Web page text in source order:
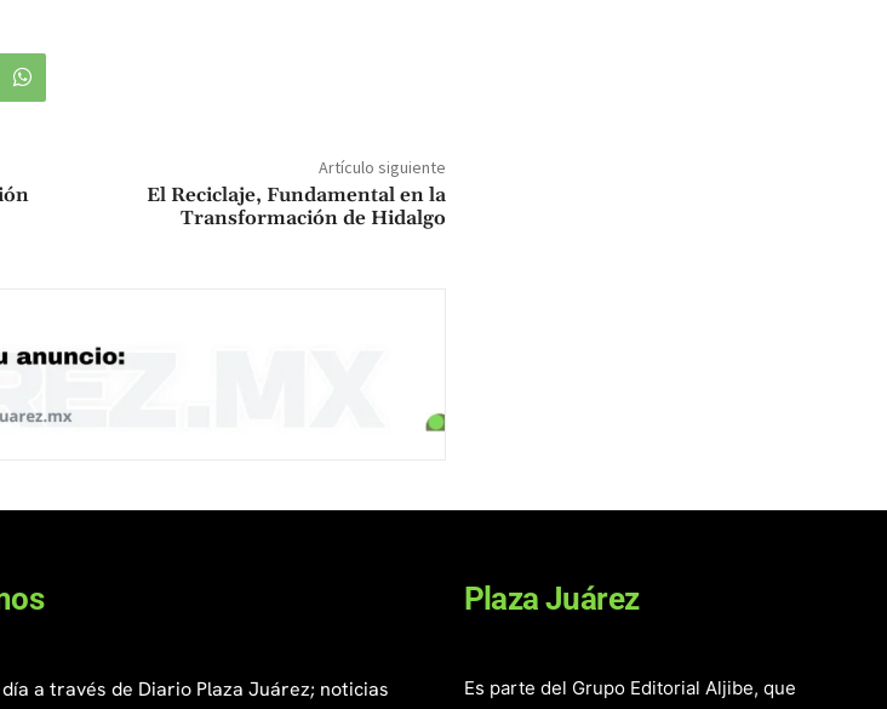
Artículo siguiente
El Reciclaje, Fundamental en la
Transformación de Hidalgo
a través de Diario Plaza Juárez; noticias
Plaza Juárez
Es parte del Grupo Editorial Aljibe, que